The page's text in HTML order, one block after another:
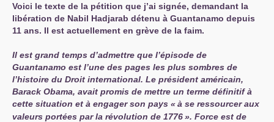
Voici le texte de la pétition que j’ai signée, demandant la
libération de Nabil Hadjarab détenu à Guantanamo depuis
11 ans. Il est actuellement en grève de la faim.
Il est grand temps d’admettre que l’épisode de
Guantanamo est l’une des pages les plus sombres de
l’histoire du Droit international. Le président américain,
Barack Obama, avait promis de mettre un terme définitif à
cette situation et à engager son pays «à se ressourcer aux
valeurs portées par la révolution de 1776». Force est de